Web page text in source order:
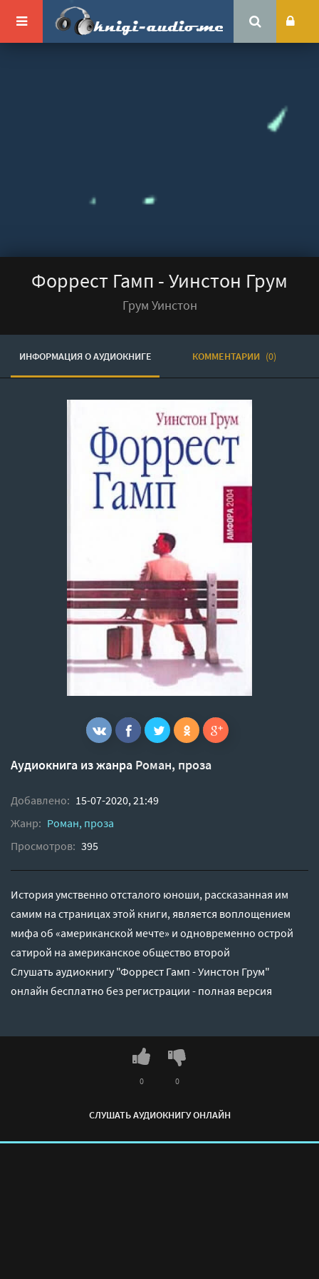
Форрест Гамп - Уинстон Грум
Грум Уинстон
ИНФОРМАЦИЯ О АУДИОКНИГЕ КОММЕНТАРИИ (0)
Аудиокнига из жанра Роман, проза
Добавлено: 15-07-2020, 21:49
Жанр: Роман, проза
Просмотров: 395
История умственно отсталого юноши, рассказанная им
самим на страницах этой книги, является воплощением
мифа об «американской мечте» и одновременно острой
сатирой на американское общество второй
Слушать аудиокнигу "Форрест Гамп - Уинстон Грум"
онлайн бесплатно без регистрации - полная версия
СЛУШАТЬ АУДИОКНИГУ ОНЛАЙН
0 0